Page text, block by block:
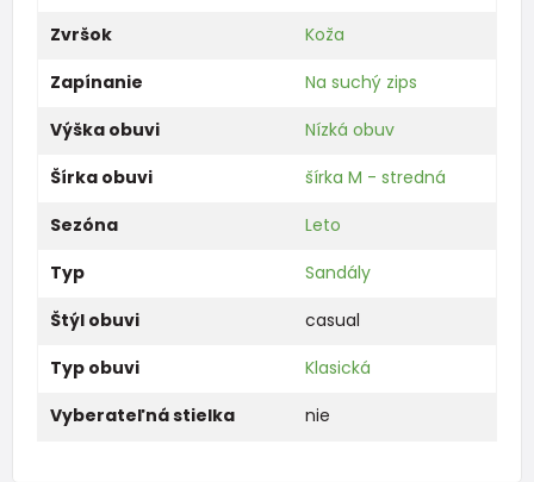
Zvršok
Koža
Zapínanie
Na suchý zips
Výška obuvi
Nízká obuv
Šírka obuvi
šírka M - stredná
Sezóna
Leto
Typ
Sandály
Štýl obuvi
casual
Typ obuvi
Klasická
Vyberateľná stielka
nie